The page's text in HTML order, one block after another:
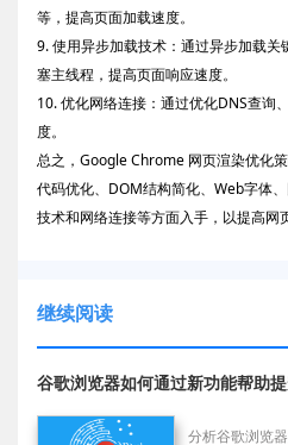
等，提高页面加载速度。
9. 使用异步加载技术：通过异步加载关
塞主线程，提高页面响应速度。
10. 优化网络连接：通过优化DNS查询
度。
总之，Google Chrome 网页渲染优化
代码优化、DOM结构简化、Web字体
技术和网络连接等方面入手，以提高网
继续阅读
谷歌浏览器如何通过新功能帮助
分析谷歌浏览